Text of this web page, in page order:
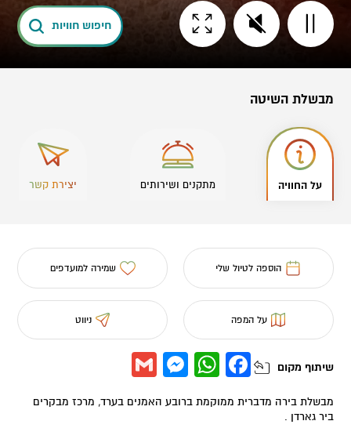
חיפוש חוויות
מבשלת השיטה
על החוויה מתקנים ושירותים יצירת קשר
הוספה לטיול שלי שמירה למועדפים
על המפה ניווט
שיתוף מקום Facebook
WhatsApp
Messenger
מבשלת בירה מדברית ממוקמת ברובע האמנים בערד, מרכז מבקרים
ביר גארדן .